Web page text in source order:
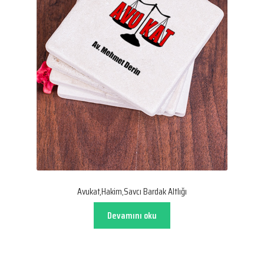
Avukat,Hakim,Savcı Bardak Altlığı
Devamını oku